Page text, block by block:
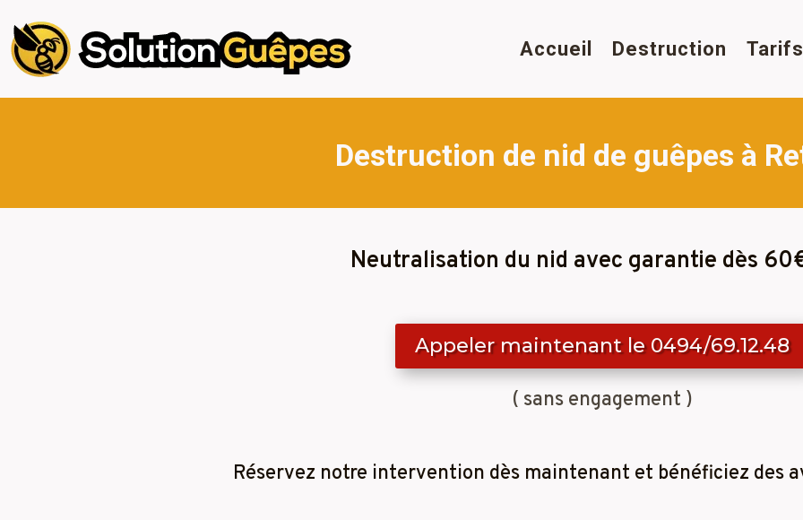
Accueil Destruction Tarifs
Destruction de nid de guêpes à
Neutralisation du nid avec garantie dès
Appeler maintenant le 0494/69.12.48
( sans engagement )
Réservez notre intervention dès maintenant et bénéficiez des